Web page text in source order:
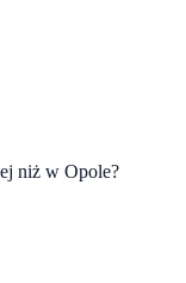
niż w Opole?